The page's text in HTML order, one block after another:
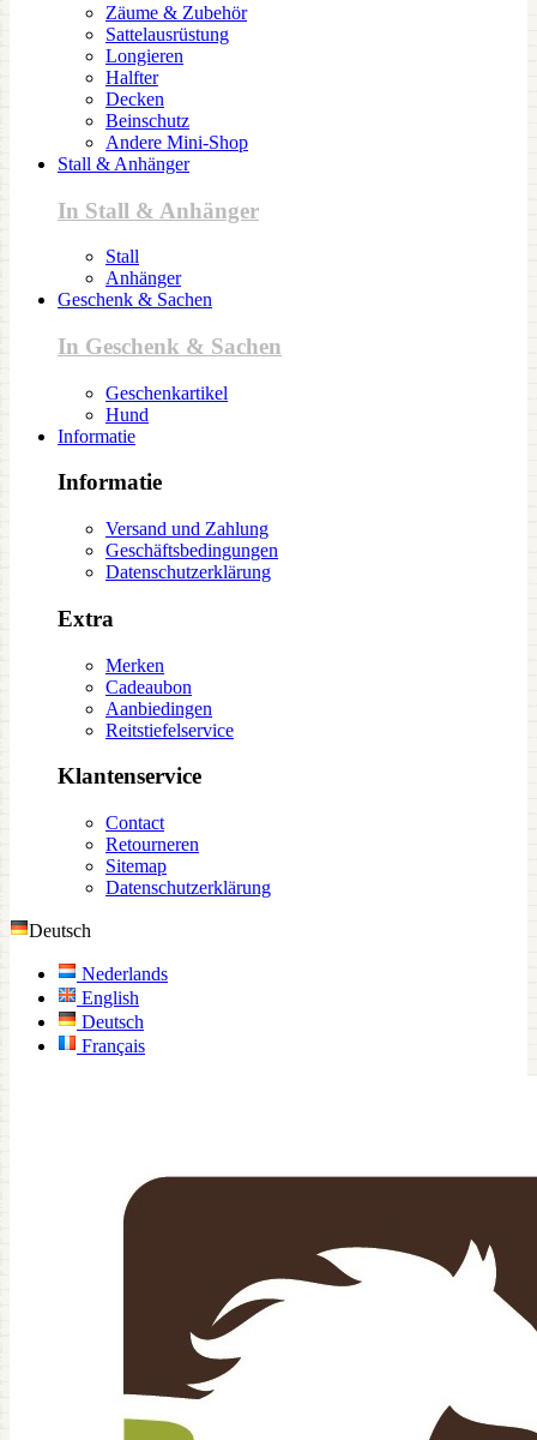
Zäume & Zubehör
Sattelausrüstung
Longieren
Halfter
Decken
Beinschutz
Andere Mini-Shop
Stall & Anhänger
In Stall & Anhänger
Stall
Anhänger
Geschenk & Sachen
In Geschenk & Sachen
Geschenkartikel
Hund
Informatie
Informatie
Versand und Zahlung
Geschäftsbedingungen
Datenschutzerklärung
Extra
Merken
Cadeaubon
Aanbiedingen
Reitstiefelservice
Klantenservice
Contact
Retourneren
Sitemap
Datenschutzerklärung
Deutsch
Nederlands
English
Deutsch
Français